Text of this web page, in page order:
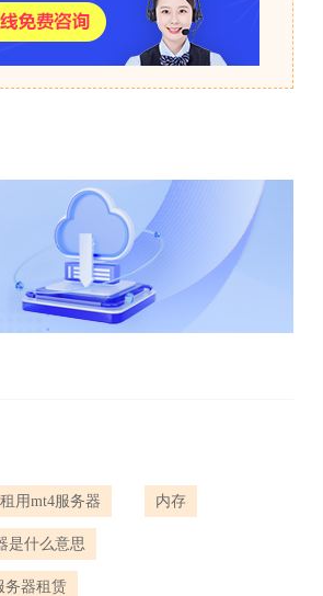
租用mt4服务器 内存
是什么意思
务器租赁